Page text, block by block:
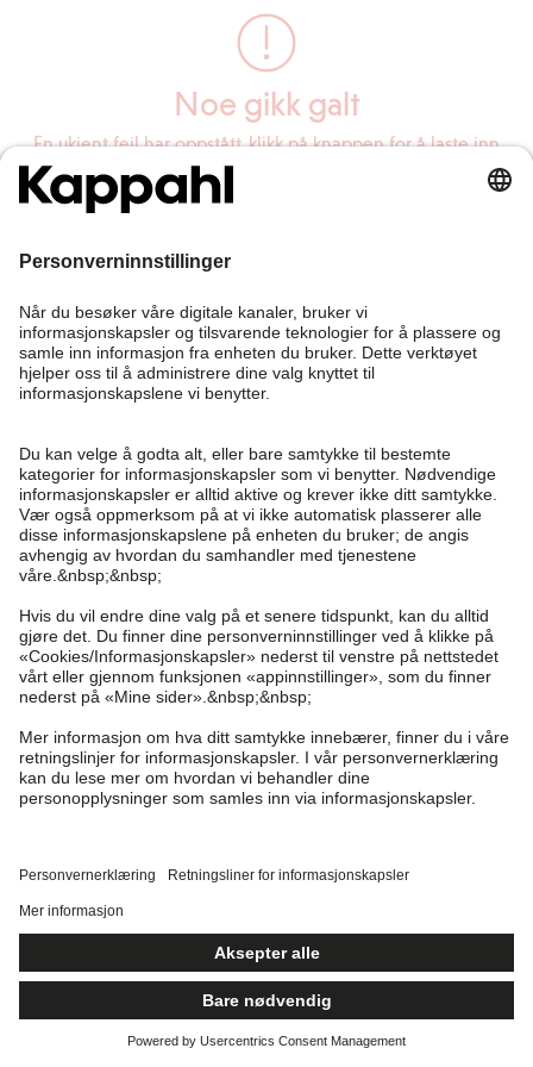
Noe gikk galt
En ukjent feil har oppstått, klikk på knappen for å laste inn
siden på nytt.